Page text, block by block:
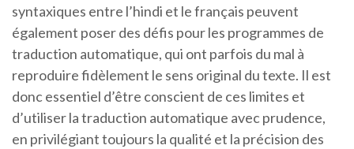
syntaxiques entre l’hindi et le français peuvent
également poser des défis pour les programmes de
traduction automatique, qui ont parfois du mal à
reproduire fidèlement le sens original du texte. Il est
donc essentiel d’être conscient de ces limites et
d’utiliser la traduction automatique avec prudence,
en privilégiant toujours la qualité et la précision des